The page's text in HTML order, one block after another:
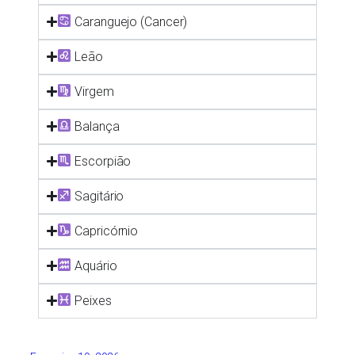
Caranguejo (Cancer)
Leão
Virgem
Balança
Escorpião
Sagitário
Capricórnio
Aquário
Peixes